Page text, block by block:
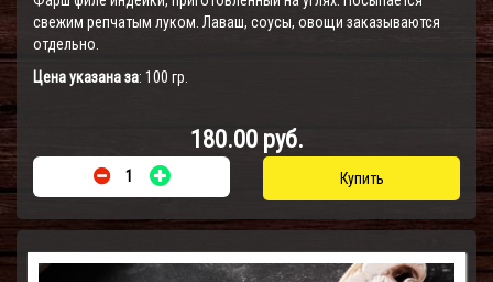
свежим репчатым луком. Лаваш, соусы, овощи заказываются
отдельно.
Цена указана за: 100 гр.
180.00 руб.
Купить